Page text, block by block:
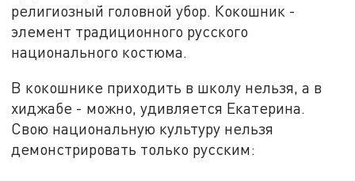
религиозный головной убор. Кокошник -
элемент традиционного русского
национального костюма.
В кокошнике приходить в школу нельзя, а в
хиджабе - можно, удивляется Екатерина.
Свою национальную культуру нельзя
демонстрировать только русским: